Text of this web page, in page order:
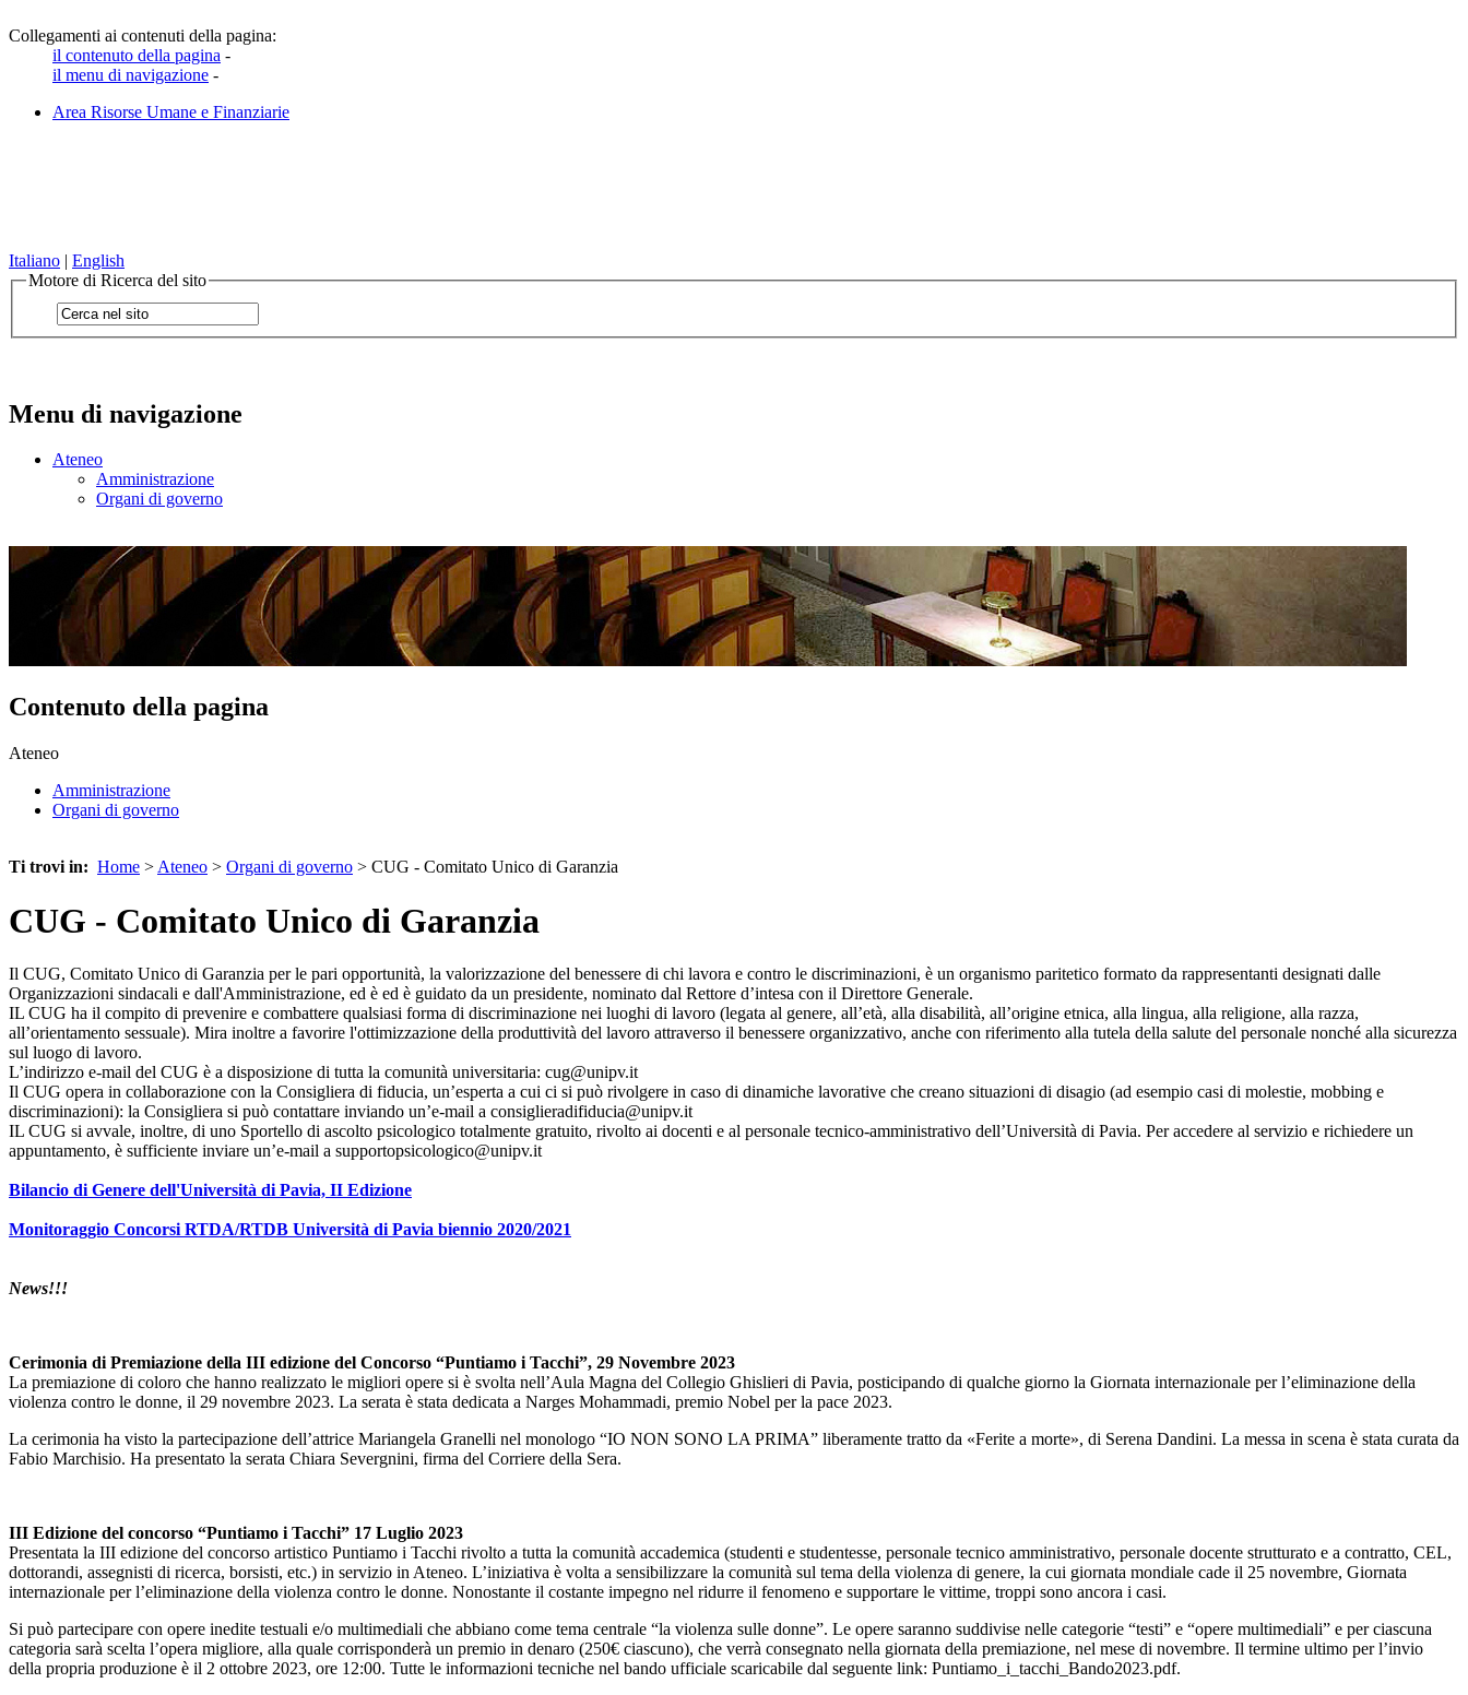
Collegamenti ai contenuti della pagina:
il contenuto della pagina -
il menu di navigazione -
Area Risorse Umane e Finanziarie
Italiano | English
Motore di Ricerca del sito
Menu di navigazione
Ateneo
Amministrazione
Organi di governo
Contenuto della pagina
Ateneo
Amministrazione
Organi di governo
Ti trovi in: Home > Ateneo > Organi di governo > CUG - Comitato Unico di Garanzia
CUG - Comitato Unico di Garanzia
Il CUG, Comitato Unico di Garanzia per le pari opportunità, la valorizzazione del benessere di chi lavora e contro le discriminazioni, è un organismo paritetico formato da rappresentanti designati dalle
Organizzazioni sindacali e dall'Amministrazione, ed è ed è guidato da un presidente, nominato dal Rettore d’intesa con il Direttore Generale.
IL CUG ha il compito di prevenire e combattere qualsiasi forma di discriminazione nei luoghi di lavoro (legata al genere, all’età, alla disabilità, all’origine etnica, alla lingua, alla religione, alla razza,
all’orientamento sessuale). Mira inoltre a favorire l'ottimizzazione della produttività del lavoro attraverso il benessere organizzativo, anche con riferimento alla tutela della salute del personale nonché alla sicurezza
sul luogo di lavoro.
L’indirizzo e-mail del CUG è a disposizione di tutta la comunità universitaria: cug@unipv.it
Il CUG opera in collaborazione con la Consigliera di fiducia, un’esperta a cui ci si può rivolgere in caso di dinamiche lavorative che creano situazioni di disagio (ad esempio casi di molestie, mobbing e
discriminazioni): la Consigliera si può contattare inviando un’e-mail a consiglieradifiducia@unipv.it
IL CUG si avvale, inoltre, di uno Sportello di ascolto psicologico totalmente gratuito, rivolto ai docenti e al personale tecnico-amministrativo dell’Università di Pavia. Per accedere al servizio e richiedere un
appuntamento, è sufficiente inviare un’e-mail a supportopsicologico@unipv.it
Bilancio di Genere dell'Università di Pavia, II Edizione
Monitoraggio Concorsi RTDA/RTDB Università di Pavia biennio 2020/2021
News!!!
Cerimonia di Premiazione della III edizione del Concorso “Puntiamo i Tacchi”, 29 Novembre 2023
La premiazione di coloro che hanno realizzato le migliori opere si è svolta nell’Aula Magna del Collegio Ghislieri di Pavia, posticipando di qualche giorno la Giornata internazionale per l’eliminazione della
violenza contro le donne, il 29 novembre 2023. La serata è stata dedicata a Narges Mohammadi, premio Nobel per la pace 2023.
La cerimonia ha visto la partecipazione dell’attrice Mariangela Granelli nel monologo “IO NON SONO LA PRIMA” liberamente tratto da «Ferite a morte», di Serena Dandini. La messa in scena è stata curata da
Fabio Marchisio. Ha presentato la serata Chiara Severgnini, firma del Corriere della Sera.
III Edizione del concorso “Puntiamo i Tacchi” 17 Luglio 2023
Presentata la III edizione del concorso artistico Puntiamo i Tacchi rivolto a tutta la comunità accademica (studenti e studentesse, personale tecnico amministrativo, personale docente strutturato e a contratto, CEL,
dottorandi, assegnisti di ricerca, borsisti, etc.) in servizio in Ateneo. L’iniziativa è volta a sensibilizzare la comunità sul tema della violenza di genere, la cui giornata mondiale cade il 25 novembre, Giornata
internazionale per l’eliminazione della violenza contro le donne. Nonostante il costante impegno nel ridurre il fenomeno e supportare le vittime, troppi sono ancora i casi.
Si può partecipare con opere inedite testuali e/o multimediali che abbiano come tema centrale “la violenza sulle donne”. Le opere saranno suddivise nelle categorie “testi” e “opere multimediali” e per ciascuna
categoria sarà scelta l’opera migliore, alla quale corrisponderà un premio in denaro (250€ ciascuno), che verrà consegnato nella giornata della premiazione, nel mese di novembre. Il termine ultimo per l’invio
della propria produzione è il 2 ottobre 2023, ore 12:00. Tutte le informazioni tecniche nel bando ufficiale scaricabile dal seguente link: Puntiamo_i_tacchi_Bando2023.pdf.